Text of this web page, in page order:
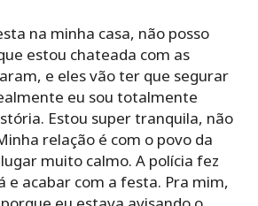
na minha casa, não posso
estou chateada com as
e eles vão ter que segurar
eu sou totalmente
Estou super tranquila, não
relação é com o povo da
muito calmo. A polícia fez
e acabar com a festa. Pra mim,